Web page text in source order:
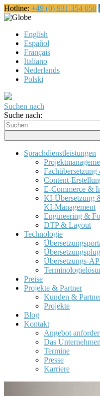
Hotline: +49 (0) 931 354 050
English
Español
Français
Italiano
Nederlands
Polski
Suchen nach
Suche nach:
Sprachdienstleistungen
Content-
E-Commerce &
KI-Übersetzung
KI-Management
Engineering &
DTP & Layout
Technologie
Übersetzungs-
Preise
Projekte & Partner
Kunden &
Projekte
Blog
Kontakt
Angebot
Das Unternehmen
Termine
Presse
Karriere